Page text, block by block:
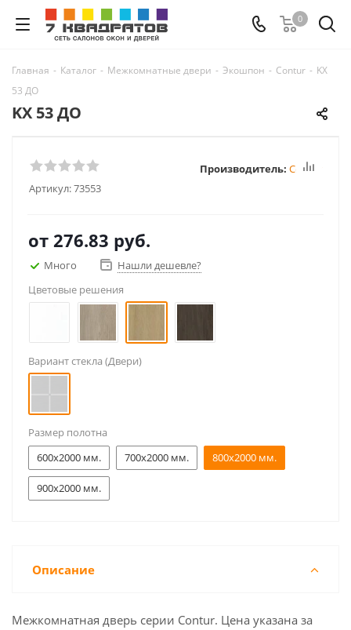
0
Главная - Каталог - Межкомнатные двери - Экошпон - Contur - KX
53 ДО
KX 53 ДО
Артикул:73553
Производитель: Contur
от 276.83 руб.
Много
Нашли дешевле?
Цветовые решения
Вариант стекла (Двери)
Размер полотна
600x2000 мм.
700x2000 мм. 800x2000 мм.
900x2000 мм.
Описание
Межкомнатная дверь серии Contur. Цена указана за